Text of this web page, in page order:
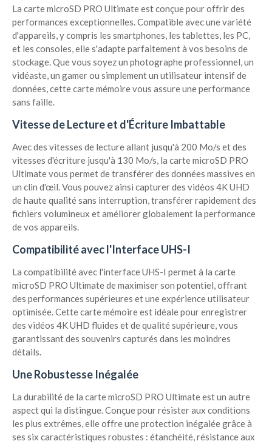
La carte microSD PRO Ultimate est conçue pour offrir des
performances exceptionnelles. Compatible avec une variété
d'appareils, y compris les smartphones, les tablettes, les PC,
et les consoles, elle s'adapte parfaitement à vos besoins de
stockage. Que vous soyez un photographe professionnel, un
vidéaste, un gamer ou simplement un utilisateur intensif de
données, cette carte mémoire vous assure une performance
sans faille.
Vitesse de Lecture et d'Écriture Imbattable
Avec des vitesses de lecture allant jusqu'à 200 Mo/s et des
vitesses d'écriture jusqu'à 130 Mo/s, la carte microSD PRO
Ultimate vous permet de transférer des données massives en
un clin d'œil. Vous pouvez ainsi capturer des vidéos 4K UHD
de haute qualité sans interruption, transférer rapidement des
fichiers volumineux et améliorer globalement la performance
de vos appareils.
Compatibilité avec l'Interface UHS-I
La compatibilité avec l'interface UHS-I permet à la carte
microSD PRO Ultimate de maximiser son potentiel, offrant
des performances supérieures et une expérience utilisateur
optimisée. Cette carte mémoire est idéale pour enregistrer
des vidéos 4K UHD fluides et de qualité supérieure, vous
garantissant des souvenirs capturés dans les moindres
détails.
Une Robustesse Inégalée
La durabilité de la carte microSD PRO Ultimate est un autre
aspect qui la distingue. Conçue pour résister aux conditions
les plus extrêmes, elle offre une protection inégalée grâce à
ses six caractéristiques robustes : étanchéité, résistance aux